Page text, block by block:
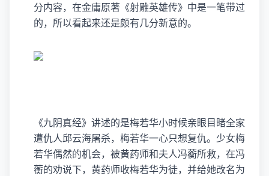
分内容，在金庸原著《射雕英雄传》中是一笔带过
的，所以看起来还是颇有几分新意的。
《九阴真经》讲述的是梅若华小时候亲眼目睹全家
遭仇人邱云海屠杀，梅若华一心只想复仇。少女梅
若华偶然的机会，被黄药师和夫人冯蘅所救，在冯
蘅的劝说下，黄药师收梅若华为徒，并给她改名为